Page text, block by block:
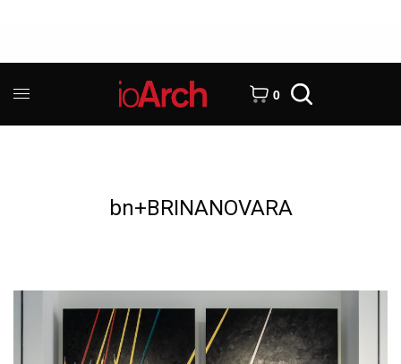
0
bn+BRINANOVARA